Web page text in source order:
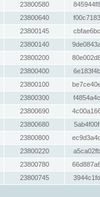
23800580
23800640
23800145
23800140
23800200
23800400
23800100
23800300
23800690
23800680
23800800
23800220
23800780
23800745